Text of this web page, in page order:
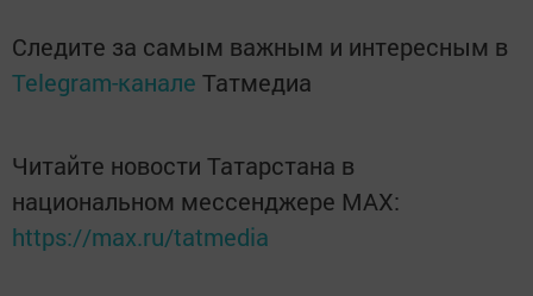
Следите за самым важным и интересным в
Telegram-канале Татмедиа
Читайте новости Татарстана в
национальном мессенджере MАХ:
https://max.ru/tatmedia